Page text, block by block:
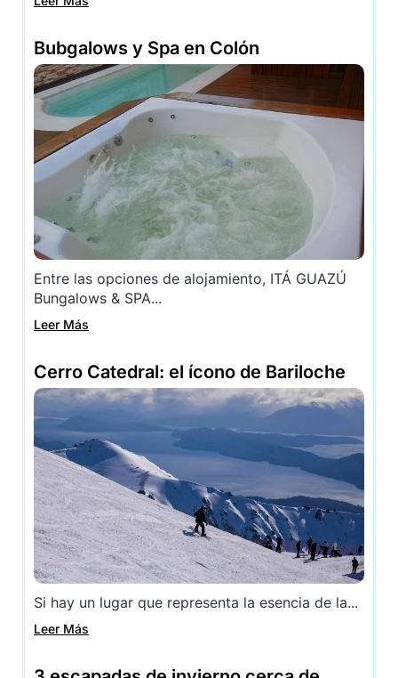
Bubgalows y Spa en Colón
Entre las opciones de alojamiento, ITÁ GUAZÚ
Bungalows & SPA...
Leer Más
Cerro Catedral: el ícono de Bariloche
Si hay un lugar que representa la esencia de la...
Leer Más